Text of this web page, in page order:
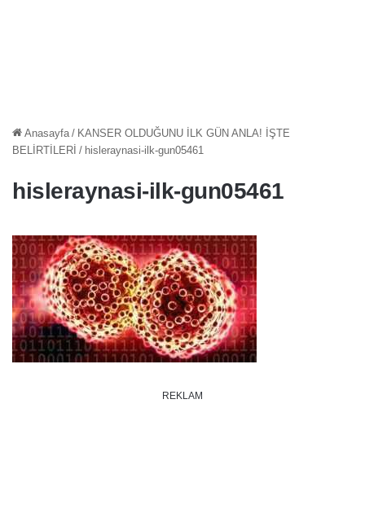
Anasayfa / KANSER OLDUĞUNU İLK GÜN ANLA! İŞTE
BELİRTİLERİ / hisleraynasi-ilk-gun05461
hisleraynasi-ilk-gun05461
REKLAM